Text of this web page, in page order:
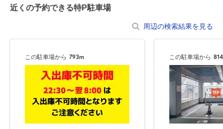
近くの予約できる特P駐車場
周辺の検索結果を見る
この駐車場から 793m この駐車場から